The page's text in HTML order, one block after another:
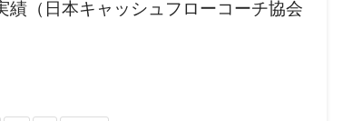
績（日本キャッシュフローコーチ協会